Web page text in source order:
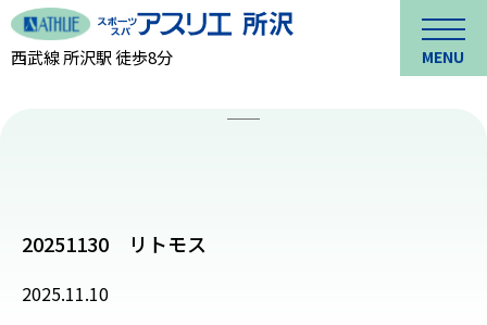
西武線 所沢駅 徒歩8分 MENU
20251130 リトモス
2025.11.10